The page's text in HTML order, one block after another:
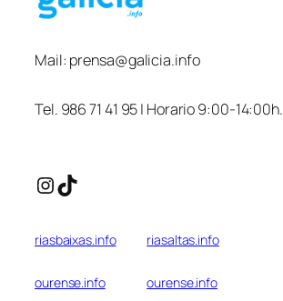
Mail: prensa@galicia.info
Tel. 986 71 41 95 | Horario 9:00-14:00h.
Instagram
TikTok
riasbaixas.info riasaltas.info
ourense.info ourense.info